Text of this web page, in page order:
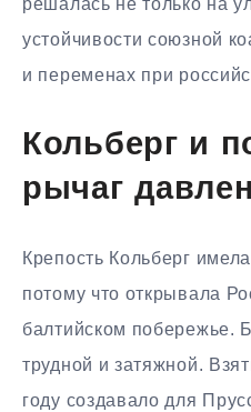
решалась не только на
устойчивости союзной
и переменах при
Кольберг и
рычаг
Крепость Кольберг
потому что открывала
балтийском побережье.
трудной и затяжной.
году создавало для